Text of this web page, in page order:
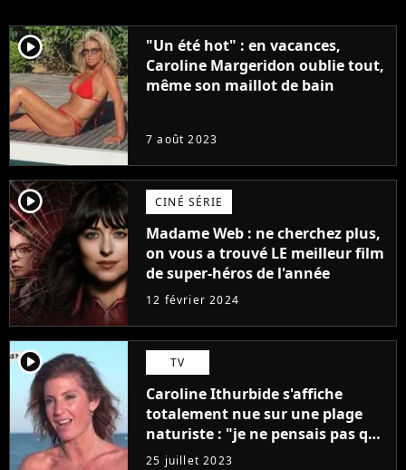
player2
"Un été hot" : en vacances,
Caroline Margeridon oublie tout,
même son maillot de bain
7 août 2023
player2 CINÉ SÉRIE
Madame Web : ne cherchez plus,
on vous a trouvé LE meilleur film
de super-héros de l'année
12 février 2024
player2 TV
Caroline Ithurbide s'affiche
totalement nue sur une plage
naturiste : "je ne pensais pas que
j'arriverais à le faire..."
25 juillet 2023